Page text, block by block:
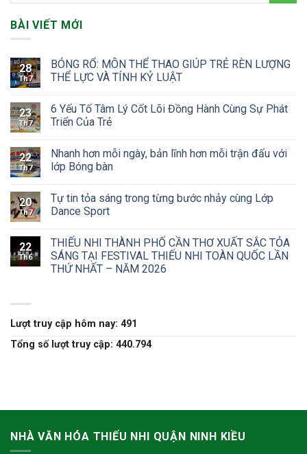
BÀI VIẾT MỚI
28
Th7
BÓNG RỔ: MÔN THỂ THAO GIÚP TRẺ RÈN LƯỢNG
THỂ LỰC VÀ TÍNH KỶ LUẬT
23
Th7
6 Yếu Tố Tâm Lý Cốt Lõi Đồng Hành Cùng Sự Phát
Triển Của Trẻ
22
Th7
Nhanh hơn mỗi ngày, bản lĩnh hơn mỗi trận đấu với
lớp Bóng bàn
20
Th7
Tự tin tỏa sáng trong từng bước nhảy cùng Lớp
Dance Sport
22
Th6
THIẾU NHI THÀNH PHỐ CẦN THƠ XUẤT SẮC TỎA
SÁNG TẠI FESTIVAL THIẾU NHI TOÀN QUỐC LẦN
THỨ NHẤT – NĂM 2026
Lượt truy cập hôm nay: 491
Tổng số lượt truy cập: 440.794
NHÀ VĂN HÓA THIẾU NHI QUẬN NINH KIỀU